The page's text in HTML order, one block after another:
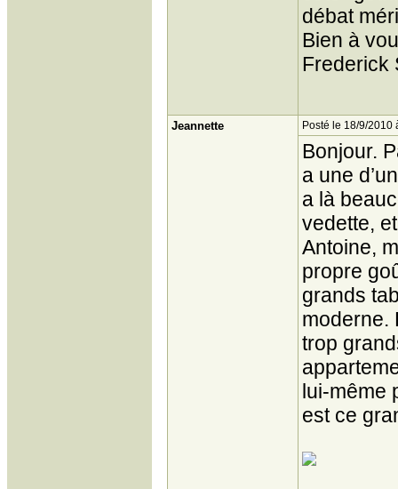
débat
Bien à
Frederick
Jeannette Posté le 18/9/2010
Bonjour.
a une
a là
vedette,
Antoine,
propre
grands
moderne.
trop
lui-même
est ce